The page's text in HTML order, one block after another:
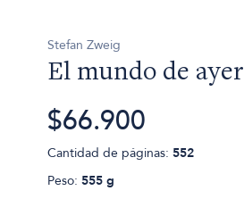
Stefan Zweig
El mundo de ayer
$66.900
Cantidad de páginas: 552
Peso: 555 g